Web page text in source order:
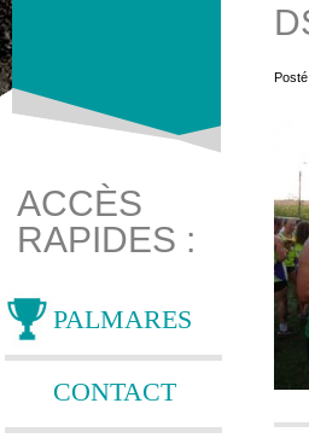
get_post_meta(get_the_ID(), 'thumb',
ACCÈS
RAPIDES :
PALMARES
CONTACT